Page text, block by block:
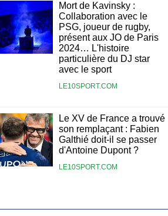
Mort de Kavinsky :
Collaboration avec le
PSG, joueur de rugby,
présent aux JO de Paris
2024… L'histoire
particulière du DJ star
avec le sport
LE10SPORT.COM
Le XV de France a trouvé
son remplaçant : Fabien
Galthié doit-il se passer
d'Antoine Dupont ?
LE10SPORT.COM